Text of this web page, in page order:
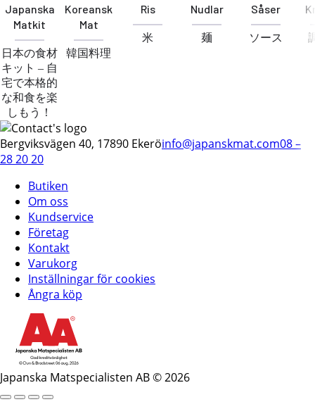
Japanska
Matkit
日本の食材
キット – 自
宅で本格的
な和食を楽
しもう！
Koreansk
Mat
韓国料理
Ris
米
Nudlar
麺
Såser
ソース
Bergviksvägen 40, 17890 Ekeröinfo@japanskmat.com08 –
28 20 20
Butiken
Om oss
Kundservice
Företag
Kontakt
Varukorg
Inställningar för cookies
Ångra köp
Japanska Matspecialisten AB © 2026